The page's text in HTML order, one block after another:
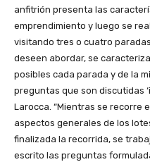
anfitrión presenta las
emprendimiento y luego se
visitando tres o cuatro
deseen abordar, se
posibles cada parada y de la
preguntas que son discutidas
Larocca. “Mientras se recorre
aspectos generales de los
finalizada la recorrida, se
escrito las preguntas